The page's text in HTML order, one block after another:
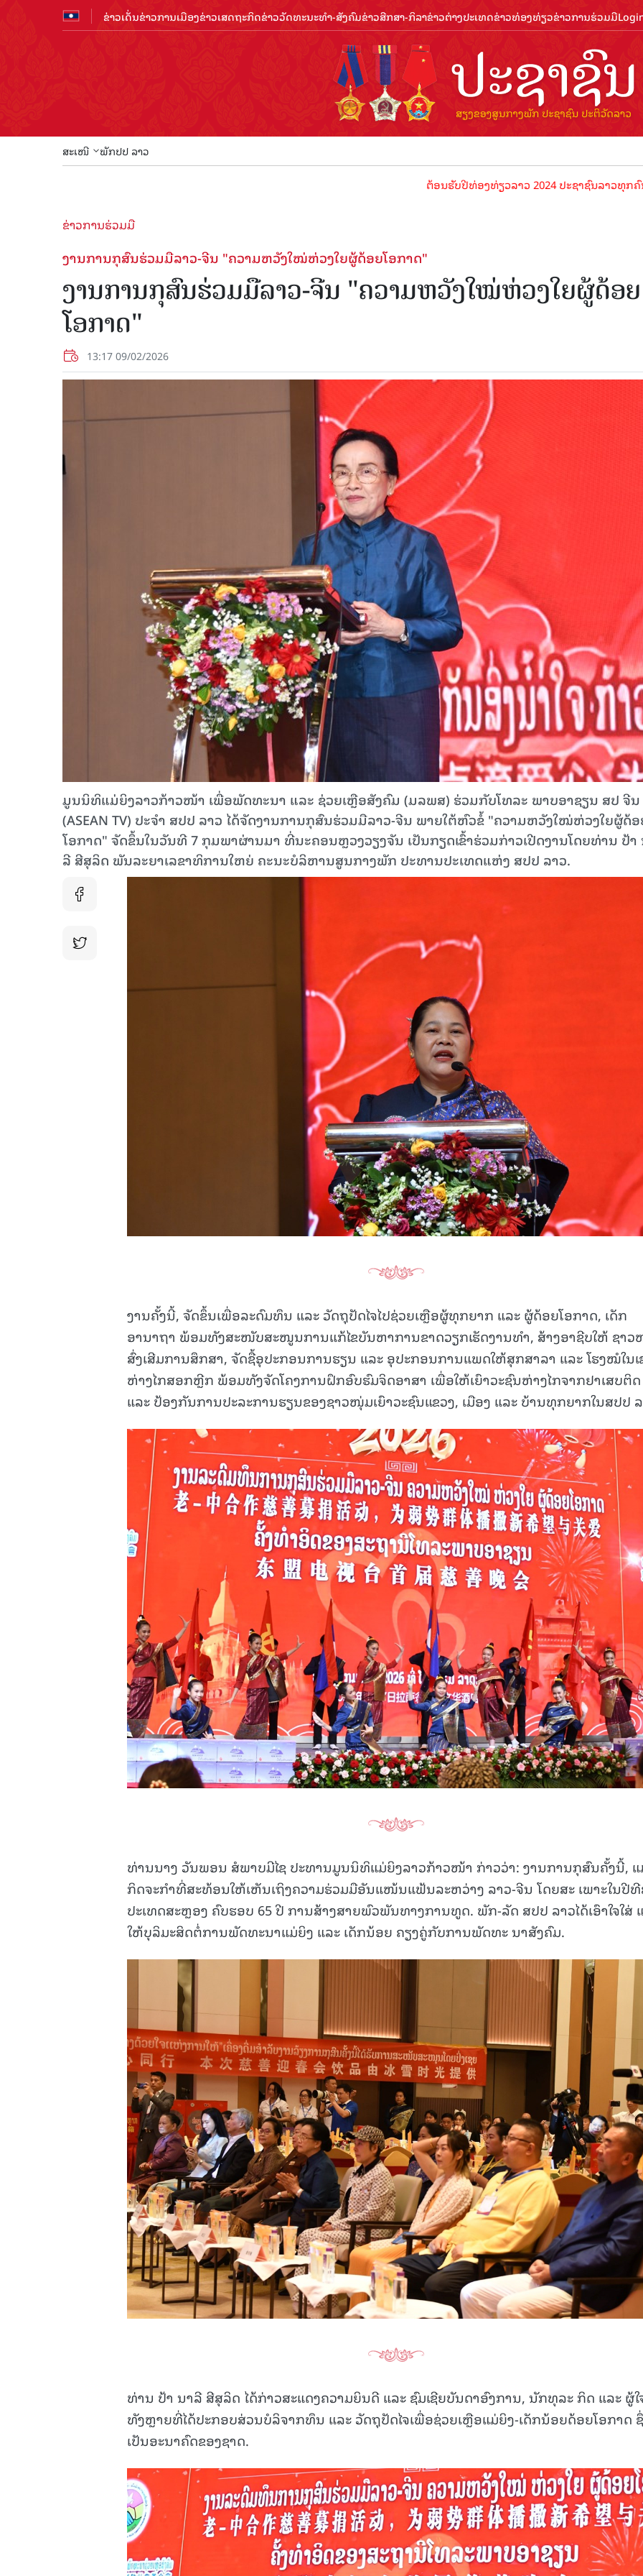
ຂ່າວເດັ່ນຂ່າວການເມືອງຂ່າວເສດຖະກິດຂ່າວວັດທະນະທຳ-ສັງຄົມຂ່າວສືກສາ-ກິລາຂ່າວຕ່າງປະເທດຂ່າວທ່ອງທ່ຽວຂ່າວການຮ່ວມມື
ສະເໜີ ພັກປປ ລາວ
ຕ້ອນຮັບປີທ່ອງທ່ຽວລາວ 2024 ປະຊາຊົນລາວທຸກຄົນຈົ່ງພ້ອມເ
ຂ່າວການຮ່ວມມື
ງານການກຸສົນຮ່ວມມືລາວ-ຈີນ "ຄວາມຫວັງໃໝ່ຫ່ວງໃຍຜູ້ດ້ອຍໂອກາດ"
ງານການກຸສົນຮ່ວມມືລາວ-ຈີນ "ຄວາມຫວັງໃໝ່ຫ່ວງໃຍຜູ້ດ້ອຍ
ໂອກາດ"
13:17 09/02/2026
ມູນນິທິແມ່ຍິງລາວກ້າວໜ້າ ເພື່ອພັດທະນາ ແລະ ຊ່ວຍເຫຼືອສັງຄົມ (ມລພສ) ຮ່ວມກັບໂທລະ ພາບອາຊຽນ ສປ ຈີນ
(ASEAN TV) ປະຈຳ ສປປ ລາວ ໄດ້ຈັດງານການກຸສົນຮ່ວມມືລາວ-ຈີນ ພາຍໃຕ້ຫົວຂໍ້ "ຄວາມຫວັງໃໝ່ຫ່ວງໃຍຜູ້ດ້
ໂອກາດ" ຈັດຂຶ້ນໃນວັນທີ 7 ກຸມພາຜ່ານມາ ທີ່ນະຄອນຫຼວງວຽງຈັນ ເປັນກຽດເຂົ້າຮ່ວມກ່າວເປີດງານໂດຍທ່ານ ປ້າ
ລີ ສີສຸລິດ ພັນລະຍາເລຂາທິການໃຫຍ່ ຄະນະບໍລິຫານສູນກາງພັກ ປະທານປະເທດແຫ່ງ ສປປ ລາວ.
ງານຄັ້ງນີ້, ຈັດຂຶ້ນເພື່ອລະດົມທຶນ ແລະ ວັດຖຸປັດໄຈໄປຊ່ວຍເຫຼືອຜູ້ທຸກຍາກ ແລະ ຜູ້ດ້ອຍໂອກາດ, ເດັກ
ອານາຖາ ພ້ອມທັງສະໜັບສະໜູນການແກ້ໄຂບັນຫາການຂາດວຽກເຮັດງານທຳ, ສ້າງອາຊີບໃຫ້ ຊາ
ສົ່ງເສີມການສຶກສາ, ຈັດຊື້ອຸປະກອນການຮຽນ ແລະ ອຸປະກອນການແພດໃຫ້ສຸກສາລາ ແລະ ໂຮງໝໍໃນເ
ຫ່າງໄກສອກຫຼີກ ພ້ອມທັງຈັດໂຄງການຝຶກອົບຮົມຈິດອາສາ ເພື່ອໃຫ້ເຍົາວະຊົນຫ່າງໄກຈາກຢາເສບຕິດ
ແລະ ປ້ອງກັນການປະລະການຮຽນຂອງຊາວໜຸ່ມເຍົາວະຊົນແຂວງ, ເມືອງ ແລະ ບ້ານທຸກຍາກໃນສປປ
ທ່ານນາງ ວັນພອນ ສໍພາບມີໄຊ ປະທານມູນນິທິແມ່ຍິງລາວກ້າວໜ້າ ກ່າວວ່າ: ງານການກຸສົນຄັ້ງນີ້,
ກິດຈະກຳທີ່ສະທ້ອນໃຫ້ເຫັນເຖິງຄວາມຮ່ວມມືອັນແໜ້ນແຟ້ນລະຫວ່າງ ລາວ-ຈີນ ໂດຍສະ ເພາະໃນປີ
ປະເທດສະຫຼອງ ຄົບຮອບ 65 ປີ ການສ້າງສາຍພົວພັນທາງການທູດ. ພັກ-ລັດ ສປປ ລາວໄດ້ເອົາໃຈໃສ່
ໃຫ້ບຸລິມະສິດຕໍ່ການພັດທະນາແມ່ຍິງ ແລະ ເດັກນ້ອຍ ຄຽງຄູ່ກັບການພັດທະ ນາສັງຄົມ.
ທ່ານ ປ້າ ນາລີ ສີສຸລິດ ໄດ້ກ່າວສະແດງຄວາມຍິນດີ ແລະ ຊົມເຊີຍບັນດາອົງການ, ນັກທຸລະ ກິດ ແລະ ຜູ້ໃ
ທັງຫຼາຍທີ່ໄດ້ປະກອບສ່ວນບໍລິຈາກທຶນ ແລະ ວັດຖຸປັດໄຈເພື່ອຊ່ວຍເຫຼືອແມ່ຍິງ-ເດັກນ້ອຍດ້ອຍໂອກາດ
ເປັນອະນາຄົດຂອງຊາດ.
15.039(06-08-2026)